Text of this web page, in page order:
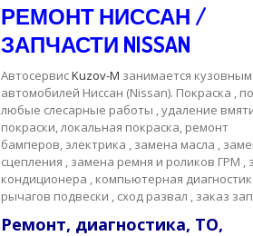
РЕМОНТ НИССАН /
ЗАПЧАСТИ NISSAN
АвтосервисKuzov-M занимается
автомобилей Ниссан (Nissan). Покраска ,
любые слесарные работы , удаление
покраски, локальная покраска, ремонт
бамперов, электрика , замена масла ,
сцепления , замена ремня и роликов ГРМ ,
кондиционера , компьютерная
рычагов подвески , сход развал , заказ
Ремонт, диагностика, ТО,